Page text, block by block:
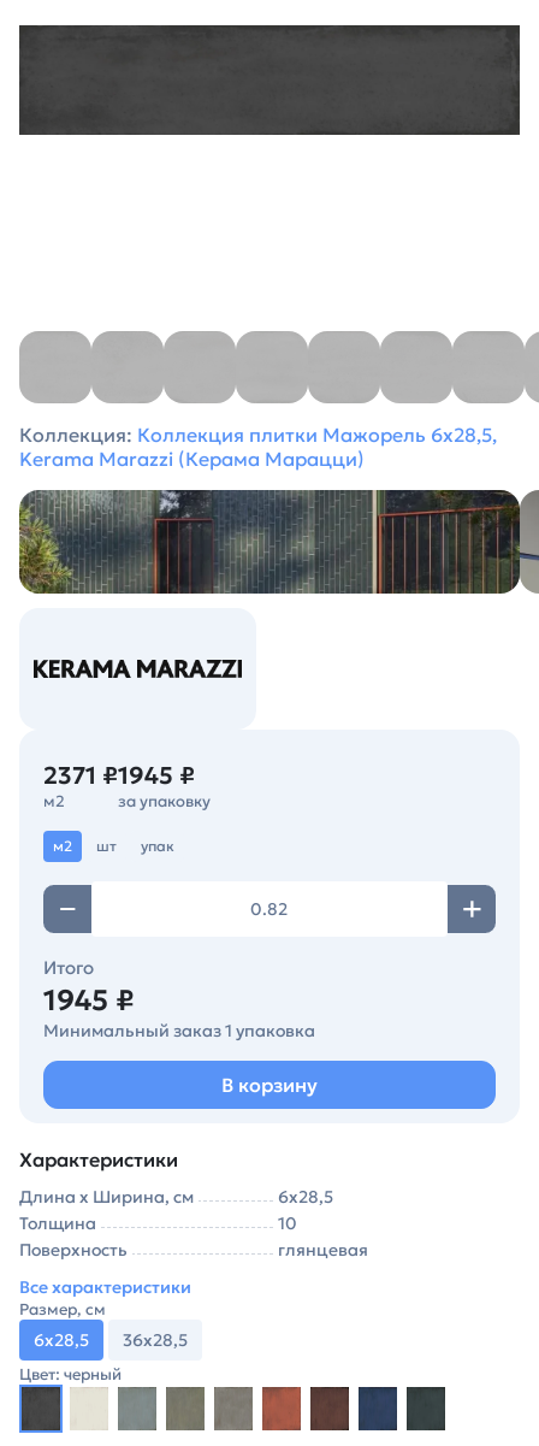
Коллекция: Коллекция плитки Мажорель 6х28,5,
Kerama Marazzi (Керама Марацци)
2371 ₽
м2
1945 ₽
за упаковку
м2 шт упак
Итого
1945 ₽
Минимальный заказ 1 упаковка
В корзину
Характеристики
Длина х Ширина, см
6х28,5
Толщина
10
Поверхность
глянцевая
Все характеристики
Размер, см
6х28,5 36х28,5
Цвет: черный